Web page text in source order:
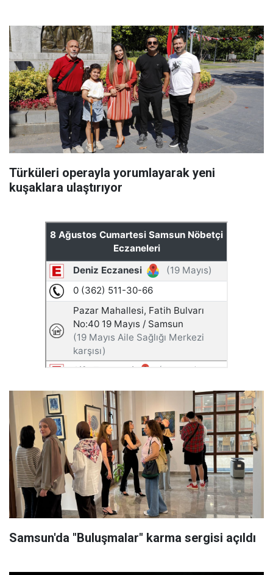
Türküleri operayla yorumlayarak yeni
kuşaklara ulaştırıyor
Samsun'da "Buluşmalar" karma sergisi açıldı